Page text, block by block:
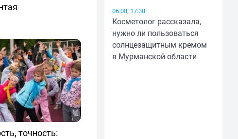
точность:
06.08, 17:38
Косметолог рассказала,
нужно ли пользоваться
солнцезащитным кремом
в Мурманской области